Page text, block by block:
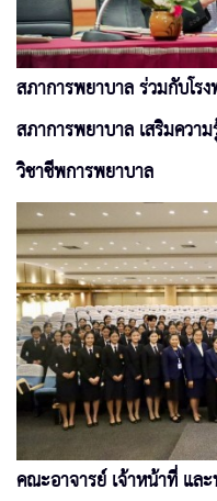
สภาการพยาบาล ร่วมกับโร
สภาการพยาบาล เสริมควา
วิชาชีพการพยาบาล
คณะอาจารย์ เจ้าหน้าที่ แล